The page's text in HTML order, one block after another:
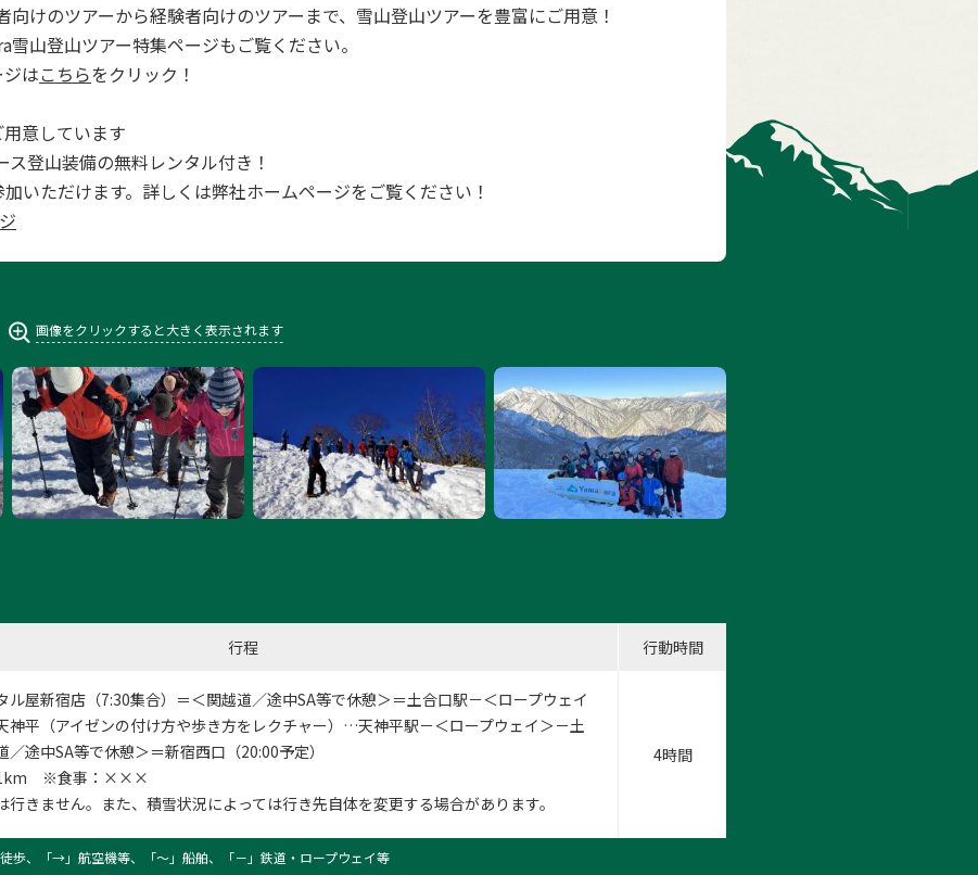
向けのツアーから経験者向けのツアーまで、雪山登山ツアーを豊富にご用意！
雪山登山ツアー特集ページもご覧ください。
はこちらをクリック！
意しています
ス登山装備の無料レンタル付き！
いただけます。詳しくは弊社ホームページをご覧ください！
画像をクリックすると大きく表示されます
行程 行動時間
ル屋新宿店 （7:30集合）＝＜関越道／途中SA等で休憩＞＝土合口駅－＜ロープウェイ
平（アイゼンの付け方や歩き方をレクチャー）…天神平駅－＜ロープウェイ＞－土
／途中SA等で休憩＞＝新宿西口（20:00予定）
1km ※食事：×××
きません。また、積雪状況によっては行き先自体を変更する場合があります。
4時間
歩、「→」航空機等、「〜」船舶、「－」鉄道・ロープウェイ等